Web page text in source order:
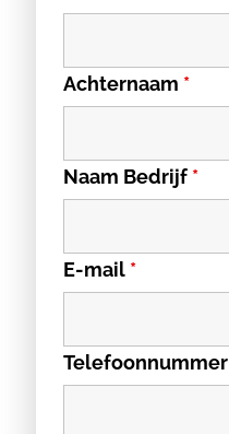
Achternaam *
Naam Bedrijf *
E-mail *
Telefoonnummer